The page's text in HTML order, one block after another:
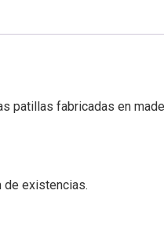
patillas fabricadas en
de existencias.